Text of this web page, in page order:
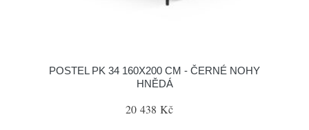
POSTEL PK 34 160X200 CM - ČERNÉ NOHY
HNĚDÁ
20 438 Kč